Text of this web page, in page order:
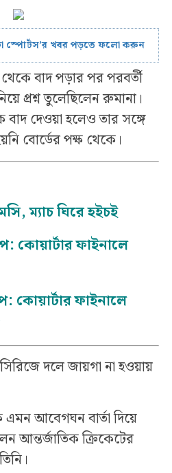
স্পোর্টস’র খবর পড়তে ফলো করুন
বাদ পড়ার পর পরবর্তী
প্রশ্ন তুলেছিলেন রুমানা।
বাদ দেওয়া হলেও তার সঙ্গে
বোর্ডের পক্ষ থেকে।
ম্যাচ ঘিরে হইচই
কোয়ার্টার ফাইনালে
কোয়ার্টার ফাইনালে
দলে জায়গা না হওয়ায়
আবেগঘন বার্তা দিয়ে
আন্তর্জাতিক ক্রিকেটের